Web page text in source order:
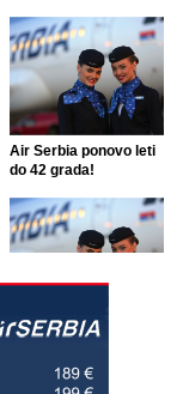
Air Serbia ponovo leti
do 42 grada!
Air Serbia ponovo leti